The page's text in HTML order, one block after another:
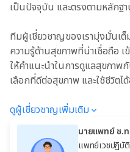
เป็นปัจจุบัน และตรงตามหลักฐ
ทีมผู้เชี่ยวชาญของเรามุ่งมั่นเ
ความรู้ด้านสุขภาพที่น่าเชื่อถือ เ
ให้คำแนะนำในการดูแลสุขภา
เลือกที่ดีต่อสุขภาพ และใช้ชีวิต
ดูผู้เชี่ยวชาญเพิ่มเติม
นายแพทย์ ช.
แพทย์เวชปฏิบั